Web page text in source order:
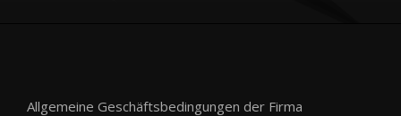
Allgemeine Geschäftsbedingungen der Firma